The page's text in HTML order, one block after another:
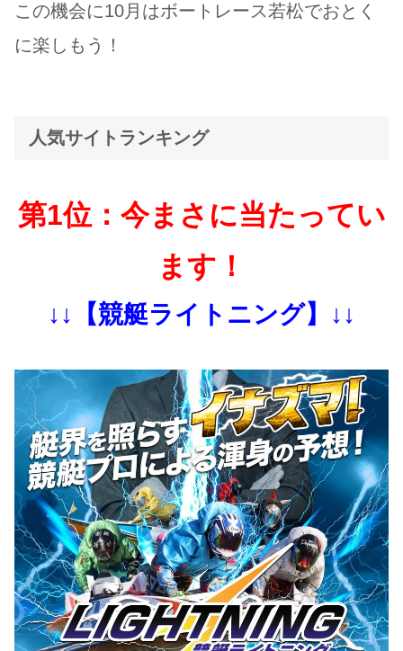
この機会に10月はボートレース若松でおとく
に楽しもう！
人気サイトランキング
第1位：今まさに当たってい
ます！
↓↓【競艇ライトニング】↓↓